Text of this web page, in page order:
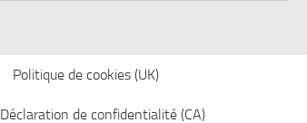
Politique de cookies (UK)
Déclaration de confidentialité (CA)